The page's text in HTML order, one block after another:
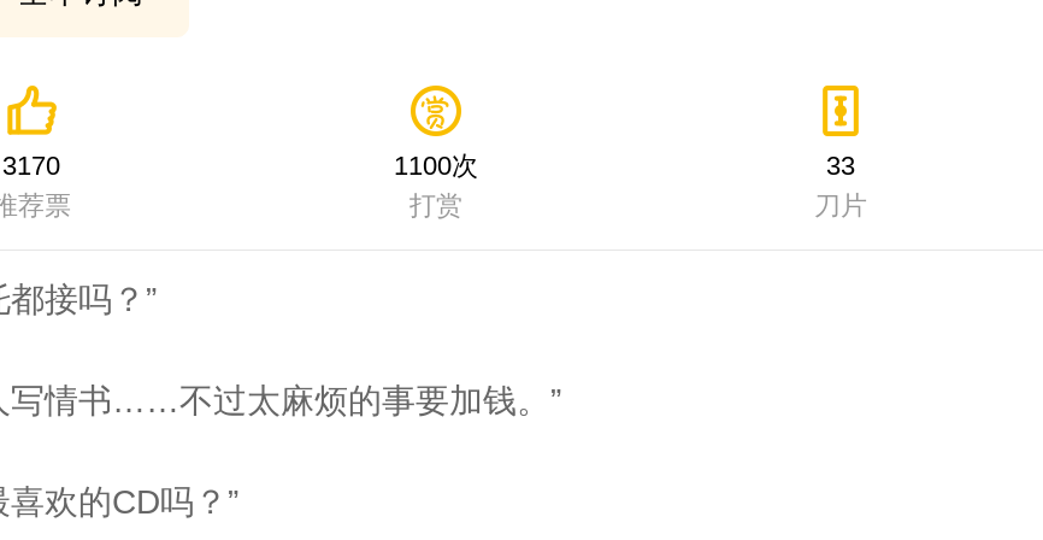
3170
荐票
1100次
打赏
33
刀片
接吗？”
写情书……不过太麻烦的事要加钱。”
欢的CD吗？”